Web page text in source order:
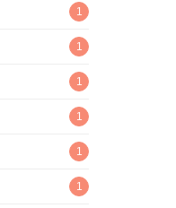
1
1
1
1
1
1